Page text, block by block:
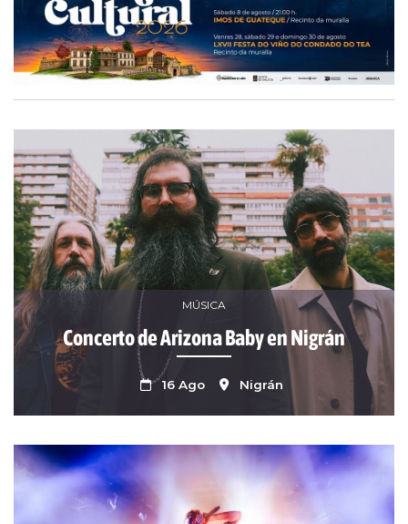
MÚSICA
Concerto de Arizona Baby en Nigrán
16 Ago Nigrán